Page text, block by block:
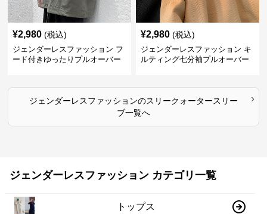
¥2,980 (税込)
ジェンダーレスファッション フ
ード付きゆったりプルオーバー
¥2,980 (税込)
ジェンダーレスファッション キ
ルティング七分袖プルオーバー
ジェンダーレスファッションのスリークォータースリー
ブ一覧へ
›
ジェンダーレスファッション カテゴリ一覧
トップス